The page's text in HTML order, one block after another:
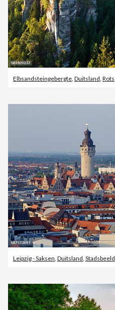
Elbsandsteingebergte, Duitsland, Rots
Leipzig - Saksen, Duitsland, Stadsbeeld